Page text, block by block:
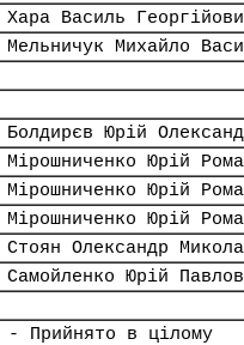
Хара Василь
Мельничук Михайло
Болдирєв Юрій
Мірошниченко Юрій
Мірошниченко Юрій
Мірошниченко Юрій
Стоян Олександр
Самойленко Юрій
- Прийнято в цілому